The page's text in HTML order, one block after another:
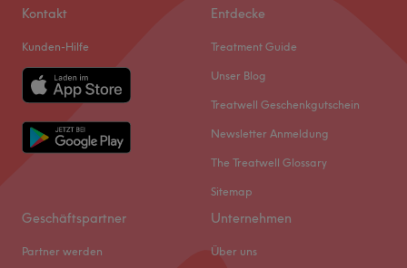
Kontakt
Kunden-Hilfe
Entdecke
Treatment Guide
Unser Blog
Treatwell Geschenkgutschein
Newsletter Anmeldung
The Treatwell Glossary
Sitemap
Geschäftspartner
Partner werden
Unternehmen
Über uns